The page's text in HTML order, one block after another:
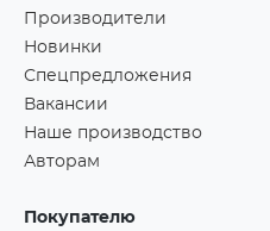
Производители
Новинки
Спецпредложения
Вакансии
Наше производство
Авторам
Покупателю